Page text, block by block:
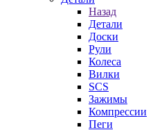
Назад
Детали
Доски
Рули
Колеса
Вилки
SCS
Зажимы
Компрессии
Пеги